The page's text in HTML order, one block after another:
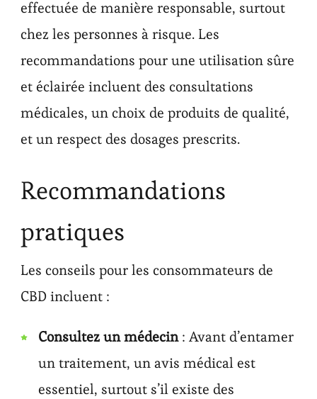
effectuée de manière responsable, surtout
chez les personnes à risque. Les
recommandations pour une utilisation sûre
et éclairée incluent des consultations
médicales, un choix de produits de qualité,
et un respect des dosages prescrits.
Recommandations
pratiques
Les conseils pour les consommateurs de
CBD incluent :
Consultez un médecin: Avant d’entamer
un traitement, un avis médical est
essentiel, surtout s’il existe des